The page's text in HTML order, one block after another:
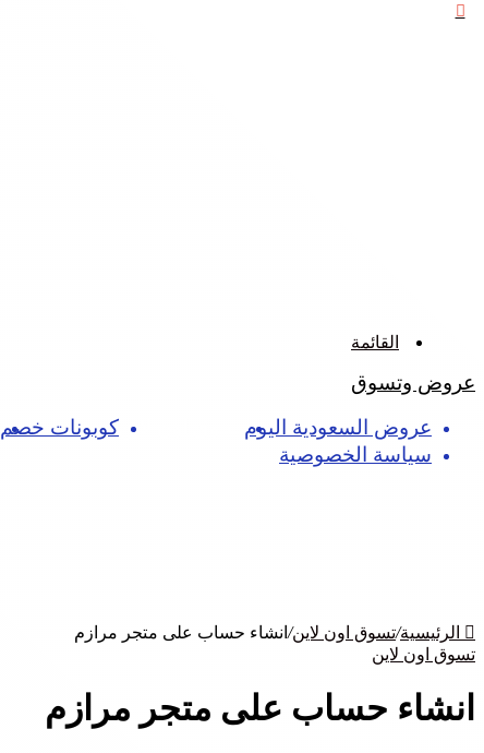
القائمة
عروض وتسوق
عروض السعودية اليوم تسوق اون لاين كوبونات خصم
سياسة الخصوصية
الرئيسية/تسوق اون لاين/ انشاء حساب على متجر مرازم
تسوق اون لاين
انشاء حساب على متجر مرازم